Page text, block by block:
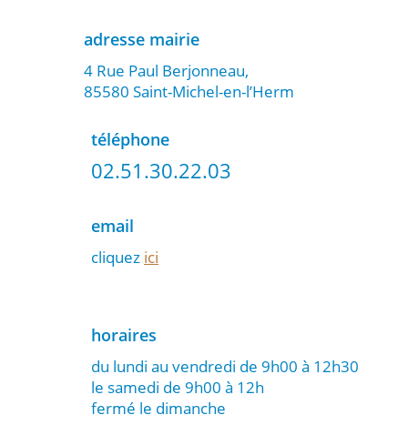
adresse mairie
4 Rue Paul Berjonneau,
85580 Saint-Michel-en-l’Herm
téléphone
02.51.30.22.03
email
cliquez ici
horaires
du lundi au vendredi de 9h00 à 12h30
le samedi de 9h00 à 12h
fermé le dimanche